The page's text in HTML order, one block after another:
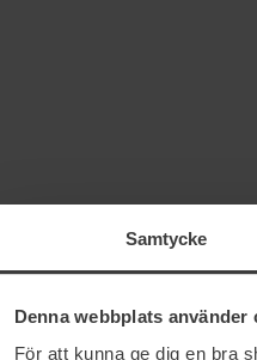
Samtycke
Denna webbplats använder
För att kunna ge dig en bra
a beat.
our